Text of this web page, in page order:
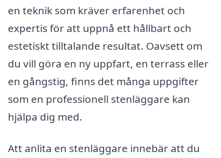
en teknik som kräver erfarenhet och
expertis för att uppnå ett hållbart och
estetiskt tilltalande resultat. Oavsett om
du vill göra en ny uppfart, en terrass eller
en gångstig, finns det många uppgifter
som en professionell stenläggare kan
hjälpa dig med.
Att anlita en stenläggare innebär att du